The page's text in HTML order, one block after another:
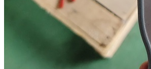
产品案例
指导书
培训方案
详情案例